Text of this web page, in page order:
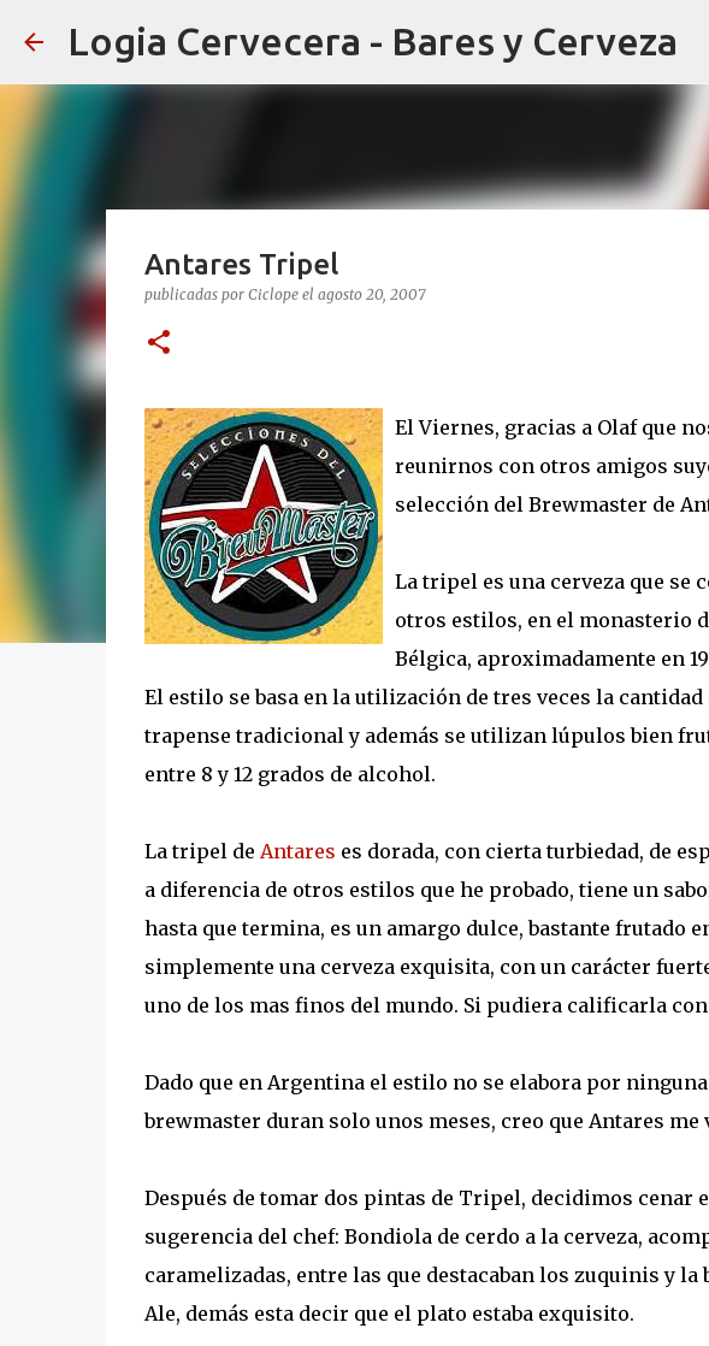
Logia Cervecera - Bares y Cerveza
Antares Tripel
publicadas por Ciclope el agosto 20, 2007
El Viernes, gracias a Olaf que
reunirnos con otros amigos
selección del Brewmaster de
La tripel es una cerveza que se
otros estilos, en el monasterio
Bélgica, aproximadamente en
El estilo se basa en la utilización de tres veces la
trapense tradicional y además se utilizan lúpulos bien
entre 8 y 12 grados de alcohol.
La tripel de Antares es dorada, con cierta turbiedad, de
a diferencia de otros estilos que he probado, tiene un
hasta que termina, es un amargo dulce, bastante frutado
simplemente una cerveza exquisita, con un carácter
uno de los mas finos del mundo. Si pudiera calificarla
Dado que en Argentina el estilo no se elabora por
brewmaster duran solo unos meses, creo que Antares
Después de tomar dos pintas de Tripel, decidimos cenar
sugerencia del chef: Bondiola de cerdo a la cerveza,
caramelizadas, entre las que destacaban los zuquinis y la
Ale, demás esta decir que el plato estaba exquisito.